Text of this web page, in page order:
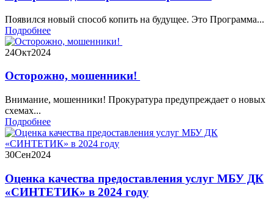
Появился новый способ копить на будущее. Это Программа...
Подробнее
24Окт2024
Осторожно, мошенники!
Внимание, мошенники! Прокуратура предупреждает о новых
схемах...
Подробнее
30Сен2024
Оценка качества предоставления услуг МБУ ДК
«СИНТЕТИК» в 2024 году